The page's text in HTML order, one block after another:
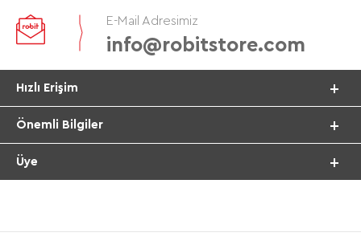
E-Mail Adresimiz
info@robitstore.com
Hızlı Erişim
Önemli Bilgiler
Üye